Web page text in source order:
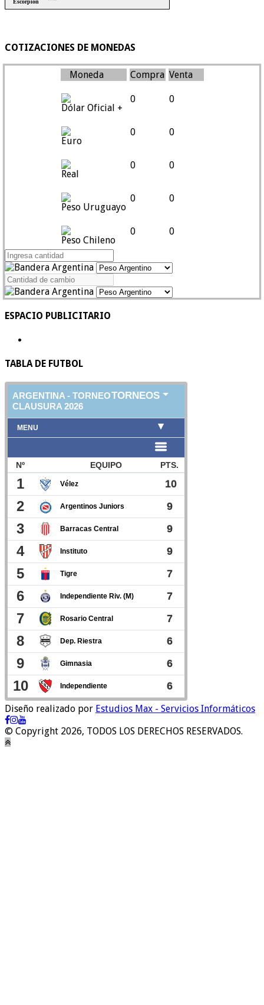
COTIZACIONES DE MONEDAS
Moneda Compra Venta
Dólar Oficial +
0 0
Euro
0 0
Real
0 0
Peso Uruguayo
0 0
Peso Chileno
0 0
ESPACIO PUBLICITARIO
TABLA DE FUTBOL
Diseño realizado por Estudios Max - Servicios Informáticos
© Copyright 2026, TODOS LOS DERECHOS RESERVADOS.